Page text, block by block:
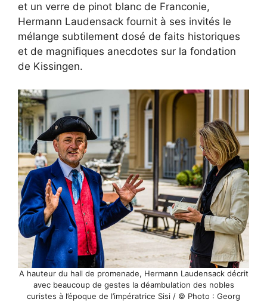
et un verre de pinot blanc de Franconie,
Hermann Laudensack fournit à ses invités le
mélange subtilement dosé de faits historiques
et de magnifiques anecdotes sur la fondation
de Kissingen.
A hauteur du hall de promenade, Hermann Laudensack décrit
avec beaucoup de gestes la déambulation des nobles
curistes à l’époque de l’impératrice Sisi / © Photo : Georg